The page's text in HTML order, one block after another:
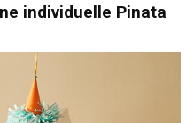
individuelle Pinata